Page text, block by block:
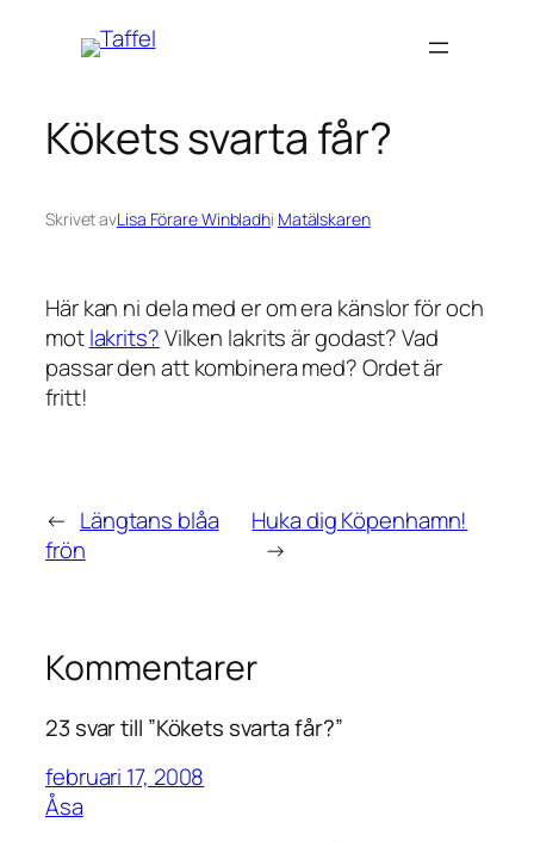
Kökets svarta får?
Skrivet avLisa Förare Winbladhi Matälskaren
Här kan ni dela med er om era känslor för och
motlakrits?Vilken lakrits är godast? Vad
passar den att kombinera med? Ordet är
fritt!
← Längtans blåa
frön
Huka dig Köpenhamn!
→
Kommentarer
23 svar till ”Kökets svarta får?”
februari 17, 2008
Åsa